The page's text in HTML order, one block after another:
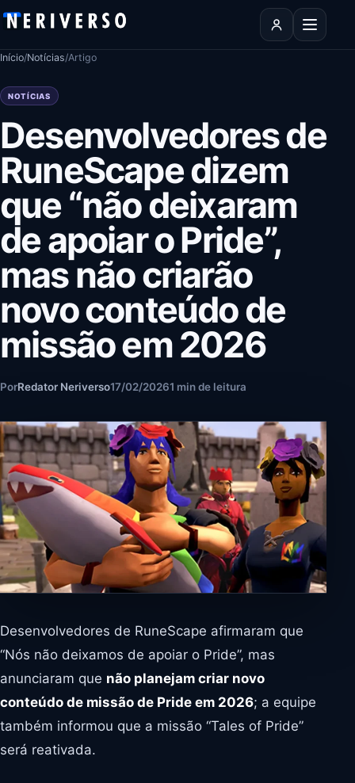
Pular para o conteúdo
Abrir
Início/Notícias/Artigo
NOTÍCIAS
Desenvolvedores de
RuneScape dizem
que “não deixaram
de apoiar o Pride”,
mas não criarão
novo conteúdo de
missão em 2026
PorRedator Neriverso17/02/20261 min de leitura
Desenvolvedores de RuneScape afirmaram que
“Nós não deixamos de apoiar o Pride”, mas
anunciaram que não planejam criar novo
conteúdo de missão de Pride em 2026; a equipe
também informou que a missão “Tales of Pride”
será reativada.